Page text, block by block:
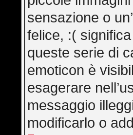
sensazione o
felice, :(
queste serie di
emoticon è
esagerare
messaggio
modificarlo o